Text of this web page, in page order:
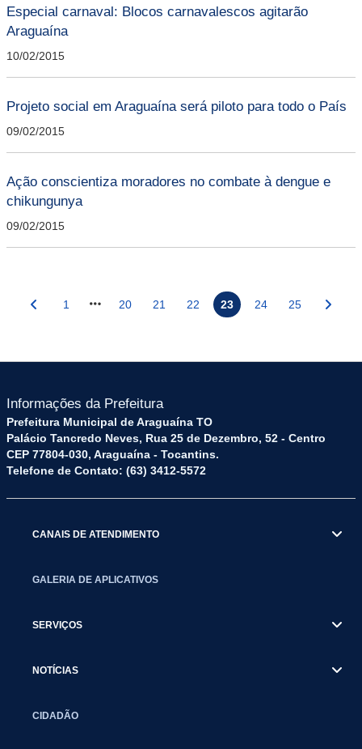
Especial carnaval: Blocos carnavalescos agitarão
Araguaína
10/02/2015
Projeto social em Araguaína será piloto para todo o País
09/02/2015
Ação conscientiza moradores no combate à dengue e
chikungunya
09/02/2015
1 20 21 22 23 24 25
Informações da Prefeitura
Prefeitura Municipal de Araguaína TO
Palácio Tancredo Neves, Rua 25 de Dezembro, 52 - Centro
CEP 77804-030, Araguaína - Tocantins.
Telefone de Contato: (63) 3412-5572
CANAIS DE ATENDIMENTO
GALERIA DE APLICATIVOS
SERVIÇOS
NOTÍCIAS
CIDADÃO